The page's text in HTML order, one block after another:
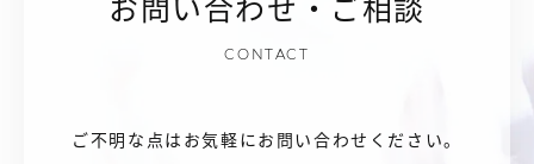
CONTACT
ご不明な点はお気軽にお問い合わせください。